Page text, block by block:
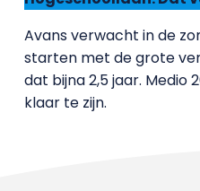
Avans verwacht in de
starten met de grote
dat bijna 2,5 jaar. Medio
klaar te zijn.